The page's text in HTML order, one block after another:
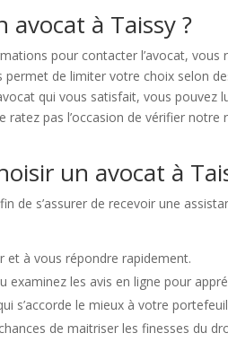
à Taissy ?
pour contacter l’avocat,
de limiter votre choix selon
qui vous satisfait, vous
pas l’occasion de vérifier
un avocat à
de s’assurer de recevoir une
et à vous répondre rapidement.
les avis en ligne pour
s’accorde le mieux à votre
de maitriser les finesses du